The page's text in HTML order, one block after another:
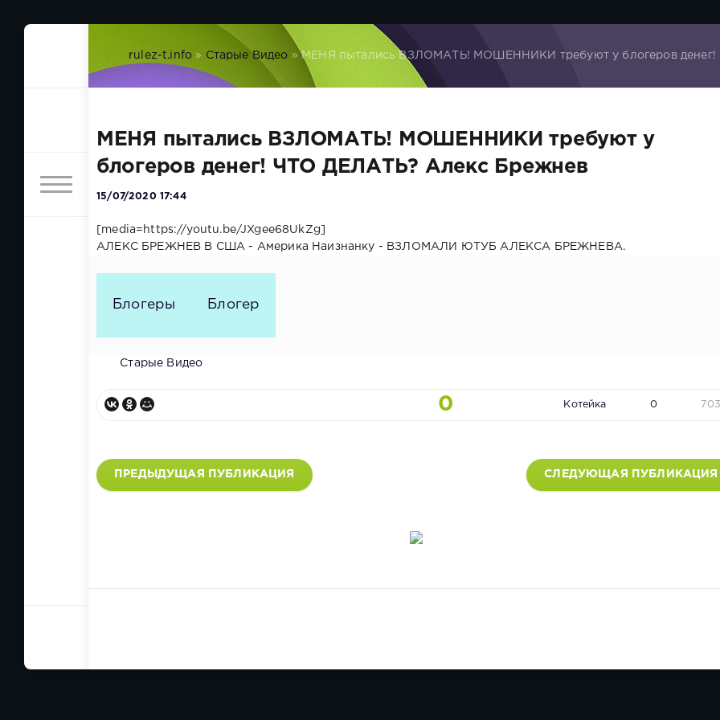
rulez-t.info » Старые Видео » МЕНЯ пытались ВЗЛОМАТЬ! МОШЕННИКИ требуют у блогеров
МЕНЯ пытались ВЗЛОМАТЬ! МОШЕННИКИ требуют у
блогеров денег! ЧТО ДЕЛАТЬ? Алекс Брежнев
15/07/2020 17:44
[media=https://youtu.be/JXgee68UkZg]
АЛЕКС БРЕЖНЕВ В США - Америка Наизнанку - ВЗЛОМАЛИ ЮТУБ АЛЕКСА БРЕЖНЕВА.
Блогеры Блогер
Старые Видео
0 Котейка 0
ПРЕДЫДУЩАЯ ПУБЛИКАЦИЯ СЛЕДУЮЩАЯ ПУБЛИКАЦИЯ